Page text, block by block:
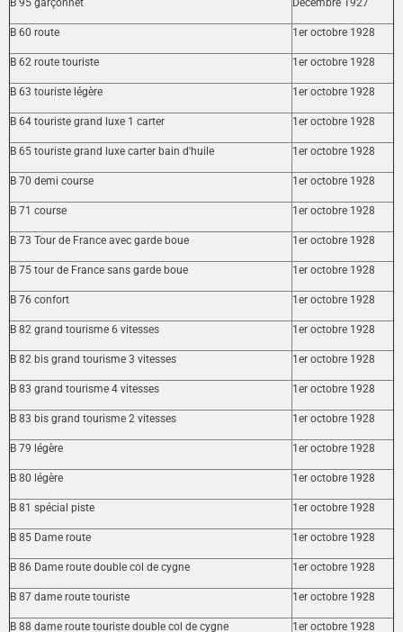
B 60 route 1er octobre 1928
B 62 route touriste 1er octobre 1928
B 63 touriste légère 1er octobre 1928
B 64 touriste grand luxe 1 carter 1er octobre 1928
B 65 touriste grand luxe carter bain d'huile 1er octobre 1928
B 70 demi course 1er octobre 1928
B 71 course 1er octobre 1928
B 73 Tour de France avec garde boue 1er octobre 1928
B 75 tour de France sans garde boue 1er octobre 1928
B 76 confort 1er octobre 1928
B 82 grand tourisme 6 vitesses 1er octobre 1928
B 82 bis grand tourisme 3 vitesses 1er octobre 1928
B 83 grand tourisme 4 vitesses 1er octobre 1928
B 83 bis grand tourisme 2 vitesses 1er octobre 1928
B 79 légère 1er octobre 1928
B 80 légère 1er octobre 1928
B 81 spécial piste 1er octobre 1928
B 85 Dame route 1er octobre 1928
B 86 Dame route double col de cygne 1er octobre 1928
B 87 dame route touriste 1er octobre 1928
B 88 dame route touriste double col de cygne 1er octobre 1928